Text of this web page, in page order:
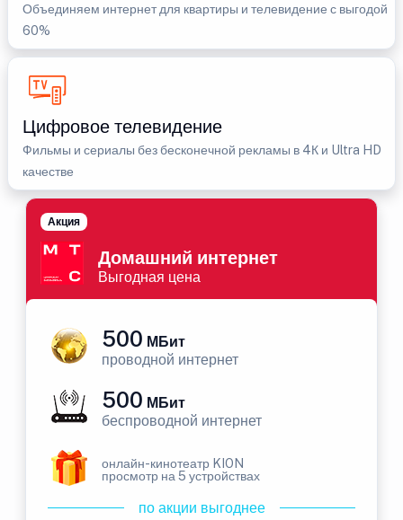
Объединяем интернет для квартиры и телевидение с выгодой
60%
Цифровое телевидение
Фильмы и сериалы без бесконечной рекламы в 4К и Ultra HD
качестве
Домашний интернет
Выгодная цена
Акция
500 МБит
проводной интернет
500 МБит
беспроводной интернет
онлайн-кинотеатр KION
просмотр на 5 устройствах
по акции выгоднее